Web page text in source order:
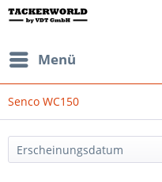
Menü
Senco WC150